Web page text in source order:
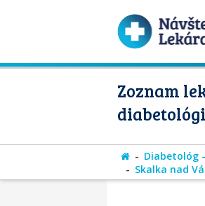
Zoznam
Diabetológ
Skalka nad